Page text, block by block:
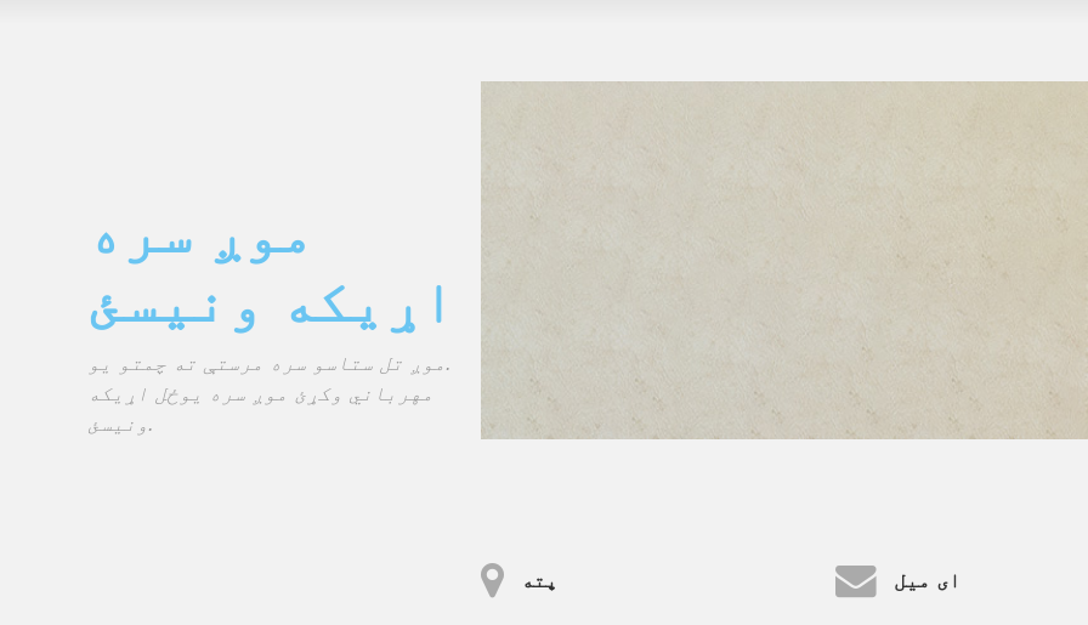
موږ سره
اړیکه ونیسئ
موږ تل ستاسو سره مرستې ته چمتو یو.
مهرباني وکړئ موږ سره یوځل اړیکه
ونیسئ.
پته ای میل